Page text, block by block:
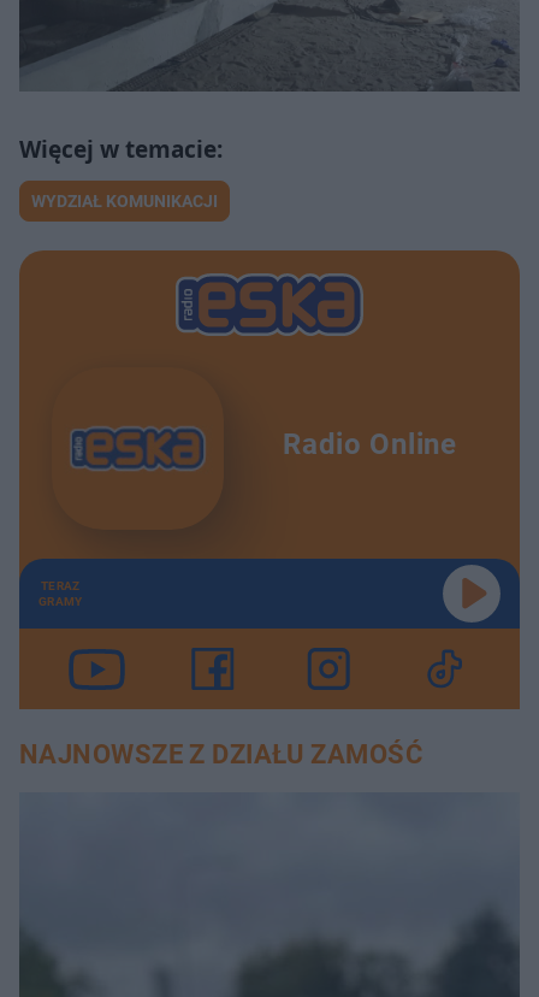
WYDZIAŁ KOMUNIKACJI
Radio Online
TERAZ
GRAMY
NAJNOWSZE Z DZIAŁU ZAMOŚĆ